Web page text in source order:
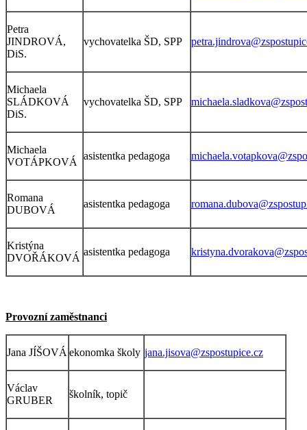
Petra
JINDROVÁ,
DiS.
vychovatelka ŠD, SPP
Michaela
SLÁDKOVÁ
DiS.
vychovatelka ŠD, SPP
Michaela
VOTÁPKOVÁ
asistentka pedagoga
Romana
DUBOVÁ
asistentka pedagoga
Kristýna
DVOŘÁKOVÁ
asistentka pedagoga
Provozní zaměstnanci
Jana JÍŠOVÁ ekonomka školy jana.jisova@zspostupice.cz
Václav
GRUBER
školník, topič